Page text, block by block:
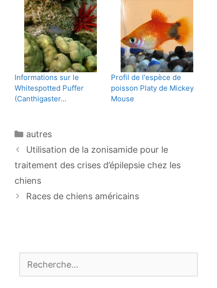
Informations sur le
Whitespotted Puffer
(Canthigaster…
Profil de l'espèce de
poisson Platy de Mickey
Mouse
Catégories
autres
Navigation
des
articles
Utilisation de la zonisamide pour le
traitement des crises d’épilepsie chez les
chiens
Races de chiens américains